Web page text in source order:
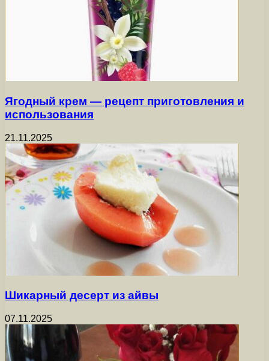
Ягодный крем — рецепт приготовления и
использования
21.11.2025
Шикарный десерт из айвы
07.11.2025